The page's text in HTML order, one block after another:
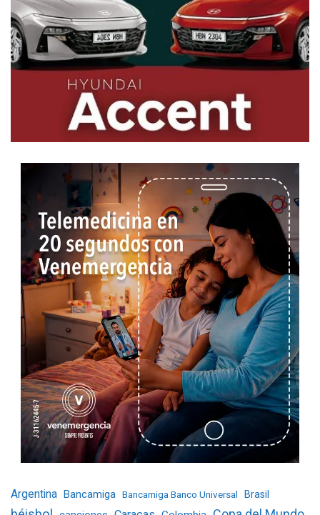
Argentina Bancamiga Bancamiga Banco Universal Brasil